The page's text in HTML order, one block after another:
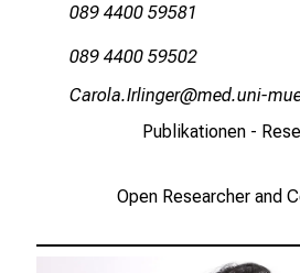
089 4400 59581
089 4400 59502
HgnpüägsEpJädluxip
vim
Publikationen -
Open Researcher and